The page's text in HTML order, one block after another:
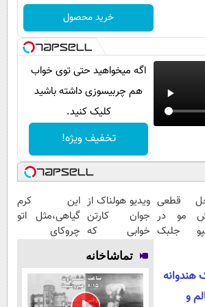
محیط زیست
سلامت
فرهنگی
اجتماعی
سیاست خارجی
خرید محصول
اگه میخواهید حتی توی خواب
هم چربیسوزی داشته باشید
کلیک کنید.
تخفیف ویژه!
قطعی
مو در
جلبک
ویدیو هولناک از
جوان کارتن
خوابی که
میلیاردر شد.
آموزش رایگان
این کرم
گیاهی،مثل اتو
چروکای
هندوانه
و
تماشاخانه